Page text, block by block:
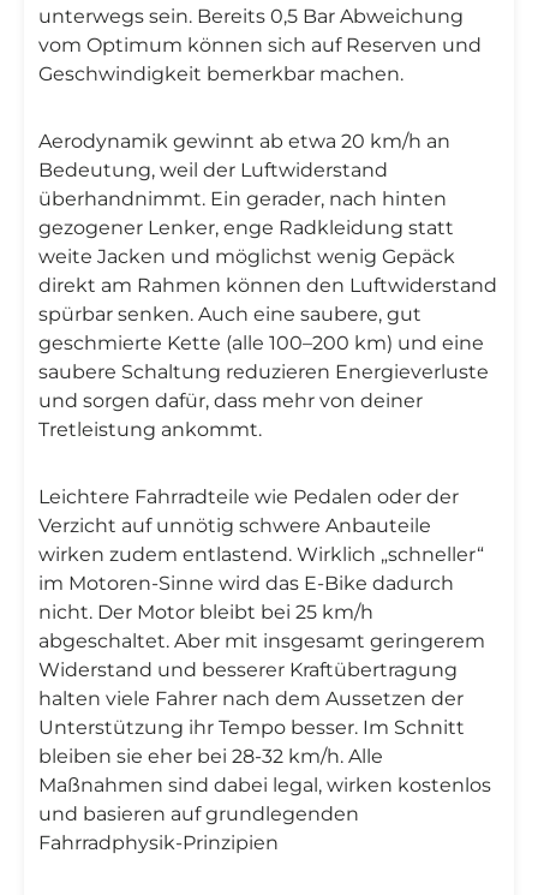
unterwegs sein. Bereits 0,5 Bar Abweichung
vom Optimum können sich auf Reserven und
Geschwindigkeit bemerkbar machen.
Aerodynamik gewinnt ab etwa 20 km/h an
Bedeutung, weil der Luftwiderstand
überhandnimmt. Ein gerader, nach hinten
gezogener Lenker, enge Radkleidung statt
weite Jacken und möglichst wenig Gepäck
direkt am Rahmen können den Luftwiderstand
spürbar senken. Auch eine saubere, gut
geschmierte Kette (alle 100–200 km) und eine
saubere Schaltung reduzieren Energieverluste
und sorgen dafür, dass mehr von deiner
Tretleistung ankommt.
Leichtere Fahrradteile wie Pedalen oder der
Verzicht auf unnötig schwere Anbauteile
wirken zudem entlastend. Wirklich „schneller“
im Motoren‑Sinne wird das E‑Bike dadurch
nicht. Der Motor bleibt bei 25 km/h
abgeschaltet. Aber mit insgesamt geringerem
Widerstand und besserer Kraftübertragung
halten viele Fahrer nach dem Aussetzen der
Unterstützung ihr Tempo besser. Im Schnitt
bleiben sie eher bei 28-32 km/h. Alle
Maßnahmen sind dabei legal, wirken kostenlos
und basieren auf grundlegenden
Fahrradphysik‑Prinzipien